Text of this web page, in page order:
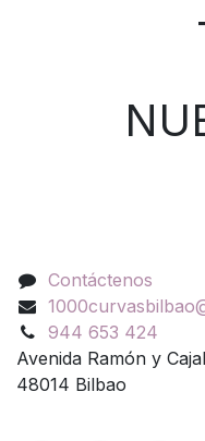
TU
Contáctenos
944 653 424
Avenida Ramón y
48014 Bilbao